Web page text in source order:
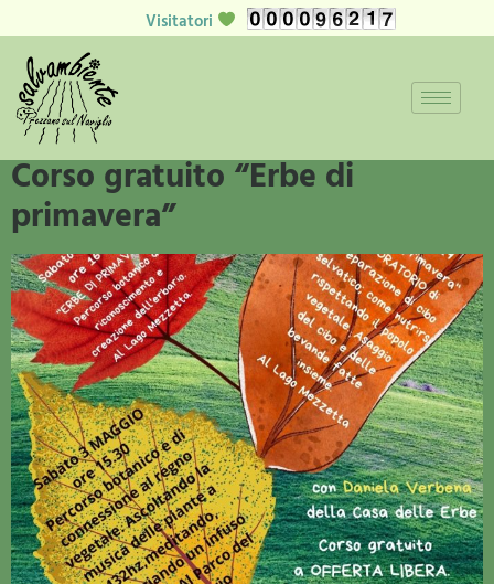
Visitatori
Giorno: 27 Marzo 2025
Corso gratuito “Erbe di
primavera”